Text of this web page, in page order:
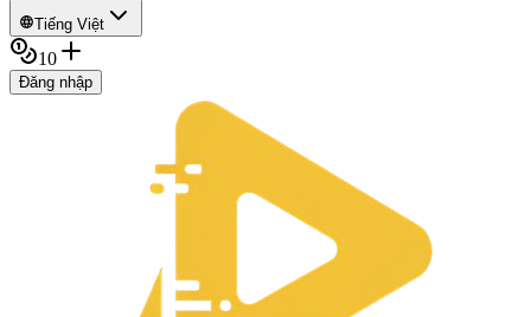
Tiếng Việt
10
Đăng nhập